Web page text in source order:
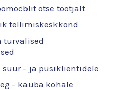
otse tootjalt
tellimiskeskkond
turvalised
suur – ja püsiklientidele
– kauba kohale